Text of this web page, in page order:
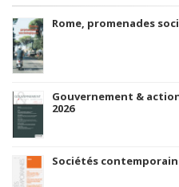
Rome, promenades
Gouvernement &
2026
Sociétés